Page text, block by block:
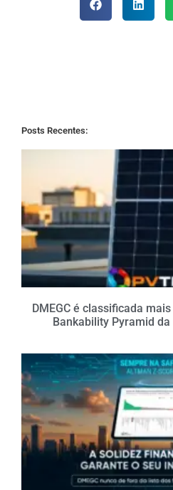
Posts Recentes:
DMEGC é classificada
Bankability Pyramid da